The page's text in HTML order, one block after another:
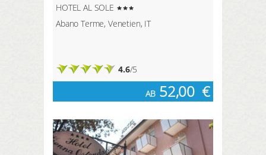
HOTEL AL SOLE
Abano Terme, Venetien, IT
4.6/5
AB 52,00 €